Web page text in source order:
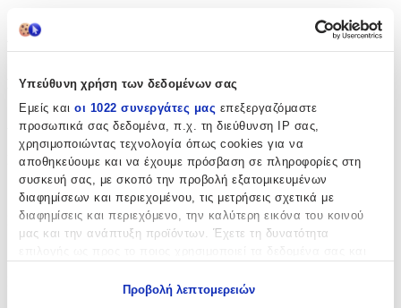
Υπεύθυνη χρήση των δεδομένων σας
Εμείς και οι 1022 συνεργάτες μας επεξεργαζόμαστε
προσωπικά σας δεδομένα, π.χ. τη διεύθυνση IP σας,
χρησιμοποιώντας τεχνολογία όπως cookies για να
αποθηκεύουμε και να έχουμε πρόσβαση σε πληροφορίες στη
συσκευή σας, με σκοπό την προβολή εξατομικευμένων
διαφημίσεων και περιεχομένου, τις μετρήσεις σχετικά με
διαφημίσεις και περιεχόμενο, την καλύτερη εικόνα του κοινού
μας και την ανάπτυξη προϊόντων. Έχετε τη δυνατότητα
Προβολή λεπτομερειών
‘A cracking read that will chill you to the bone’
SunonTwo-
Faced
Martina Cole onForget-Me-Not
Χαρακτηριστικά
Συγγραφέας:
Mandasue Heller
Εκδότης:
Ημερομηνία Έκδοσης